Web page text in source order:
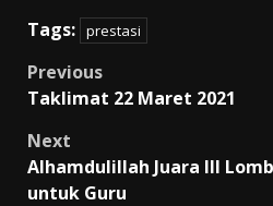
Tags: prestasi
Post
Previous
Taklimat 22 Maret 2021
Next
Alhamdulillah Juara III
untuk Guru